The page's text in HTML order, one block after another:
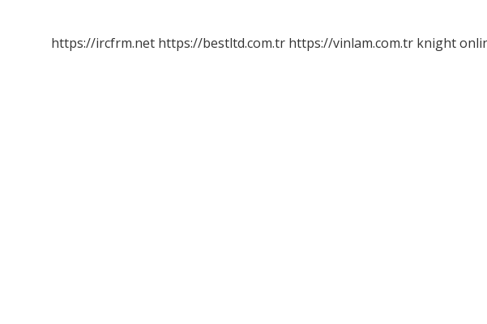
https://ircfrm.net https://bestltd.com.tr https://vinlam.com.tr knight